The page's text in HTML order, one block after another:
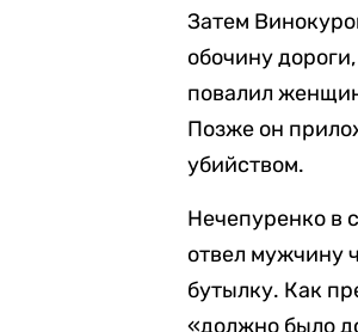
Затем
обочину
повалил
Позже он
убийством.
Нечепуренко в
отвел мужчину
бутылку. Как
«должно было